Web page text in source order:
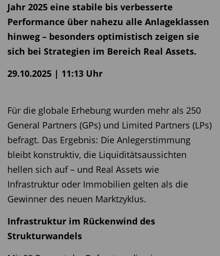
Jahr 2025 eine stabile bis verbesserte
Performance über nahezu alle Anlageklassen
hinweg – besonders optimistisch zeigen sie
sich bei Strategien im Bereich Real Assets.
29.10.2025 | 11:13 Uhr
Für die globale Erhebung wurden mehr als 250
General Partners (GPs) und Limited Partners (LPs)
befragt. Das Ergebnis: Die Anlegerstimmung
bleibt konstruktiv, die Liquiditätsaussichten
hellen sich auf – und Real Assets wie
Infrastruktur oder Immobilien gelten als die
Gewinner des neuen Marktzyklus.
Infrastruktur im Rückenwind des
Strukturwandels